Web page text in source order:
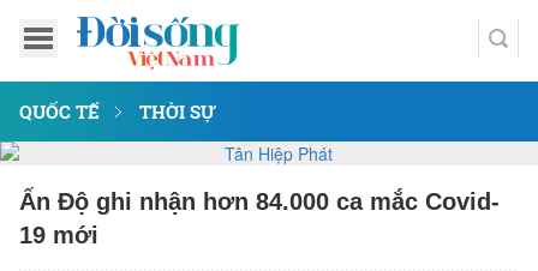
QUỐC TẾ THỜI SỰ
Ấn Độ ghi nhận hơn 84.000 ca mắc Covid-
19 mới